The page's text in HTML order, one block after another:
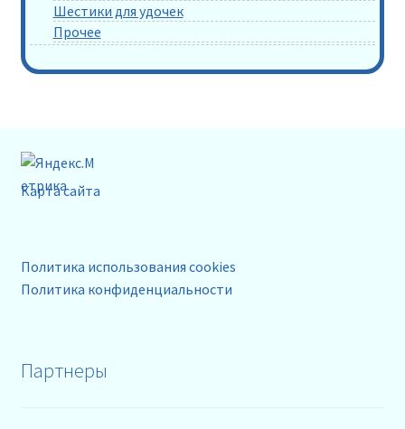
Шестики для удочек
Прочее
Карта сайта
Политика использования cookies
Политика конфиденциальности
Партнеры